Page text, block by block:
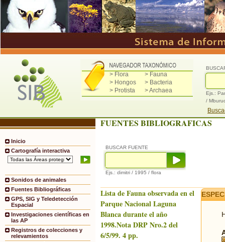
> Flora
> Fauna
> Hongos
> Bacteria
> Protista
> Archaea
Ejs.:
/
Inicio
Cartografía interactiva
Sonidos de animales
Fuentes Bibliográficas
GPS, SIG y Teledetección
Espacial
Investigaciones científicas en
las AP
Registros de colecciones y
relevamientos
FUENTES BIBLIOGRAFICAS
BUSCAR FUENTE
Ejs.: dimitri / 1995 / flora
Lista de Fauna observada en el
Parque Nacional Laguna
Blanca durante el año
1998.Nota DRP Nro.2 del
6/5/99. 4 pp.